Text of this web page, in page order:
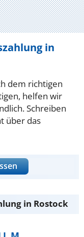
in
dem richtigen
helfen wir
Schreiben
über das
in Rostock